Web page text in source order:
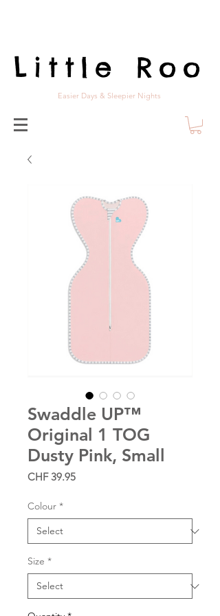
Little Roo
Easier Days & Sleepier Nights
Swaddle UP™
Original 1 TOG
Dusty Pink, Small
CHF 39.95Price
Colour *
Size *